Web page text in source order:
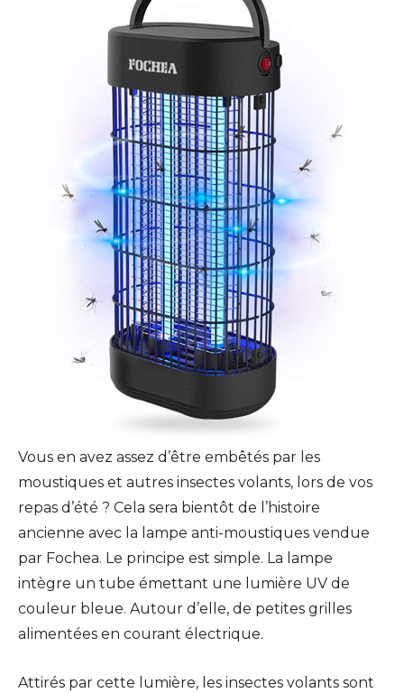
Vous en avez assez d’être embêtés par les
moustiques et autres insectes volants, lors de vos
repas d’été ? Cela sera bientôt de l’histoire
ancienne avec la lampe anti-moustiques vendue
par Fochea. Le principe est simple. La lampe
intègre un tube émettant une lumière UV de
couleur bleue. Autour d’elle, de petites grilles
alimentées en courant électrique.
Attirés par cette lumière, les insectes volants sont